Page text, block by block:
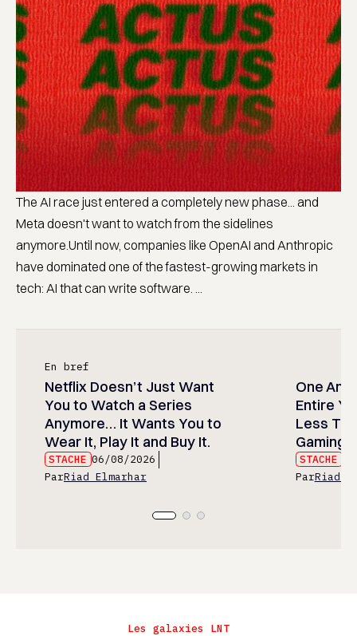
The AI race just entered a completely new phase... and
Meta doesn't want to watch from the sidelines
anymore.Until now, companies like OpenAI and Anthropic
have dominated one of the fastest-growing markets in
tech: AI that can write software. ...
En bref
Netflix Doesn’t Just Want
You to Watch a Series
Anymore… It Wants You to
Wear It, Play It and Buy It.
STACHE 06/08/2026
ParRiad Elmarhar
One
Entire
Less
Gaming
STACHE
ParRiad
Les galaxies LNT